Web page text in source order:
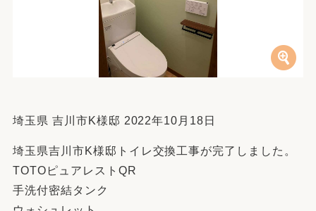
埼玉県 吉川市K様邸 2022年10月18日
埼玉県吉川市K様邸トイレ交換工事が完了しました。
TOTOピュアレストQR
手洗付密結タンク